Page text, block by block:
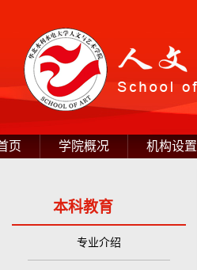
页 学院概况 机构设置
本科教育
专业介绍